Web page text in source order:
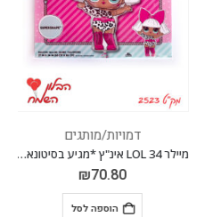
דמויות/מותגים
מיילר LOL 34 אינ"ץ *מגיע בסיטונאות חבילה של 5 יח'*
₪70.80
הוספה לסל